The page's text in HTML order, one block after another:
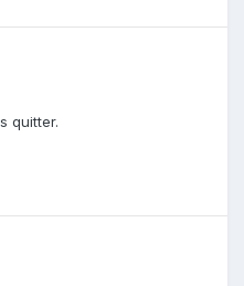
quitter.